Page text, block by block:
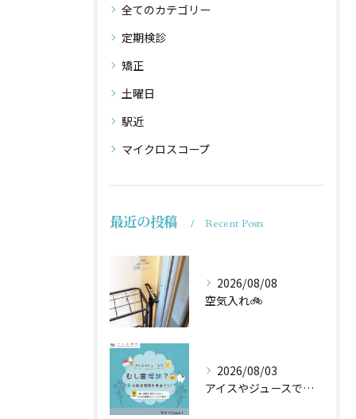
全てのカテゴリー
定期検診
矯正
土曜日
駅近
マイクロスコープ
最近の投稿 Recent Posts
2026/08/08
空気入れ🚲
2026/08/03
アイスやジュースでむし歯増加？🦷